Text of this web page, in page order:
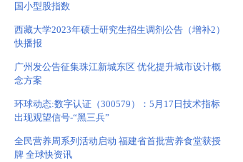
国小型股指数
西藏大学2023年硕士研究生招生调剂公告（增补2）
快播报
广州发公告征集珠江新城东区 优化提升城市设计概
念方案
环球动态:数字认证（300579）：5月17日技术指标
出现观望信号-“黑三兵”
全民营养周系列活动启动 福建省首批营养食堂获授
牌 全球快资讯